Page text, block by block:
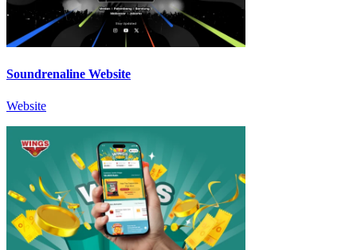
Soundrenaline Website
Website